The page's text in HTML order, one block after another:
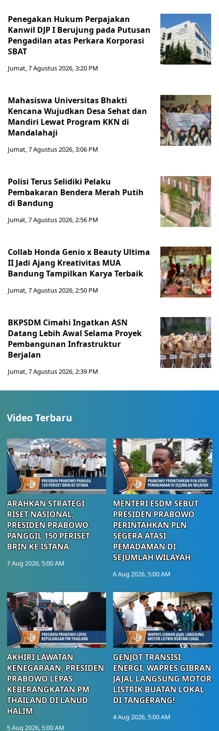
Penegakan Hukum Perpajakan
Kanwil DJP I Berujung pada Putusan
Pengadilan atas Perkara Korporasi
SBAT
Jumat, 7 Agustus 2026, 3:20 PM
Mahasiswa Universitas Bhakti
Kencana Wujudkan Desa Sehat dan
Mandiri Lewat Program KKN di
Mandalahaji
Jumat, 7 Agustus 2026, 3:06 PM
Polisi Terus Selidiki Pelaku
Pembakaran Bendera Merah Putih
di Bandung
Jumat, 7 Agustus 2026, 2:56 PM
Collab Honda Genio x Beauty Ultima
II Jadi Ajang Kreativitas MUA
Bandung Tampilkan Karya Terbaik
Jumat, 7 Agustus 2026, 2:50 PM
BKPSDM Cimahi Ingatkan ASN
Datang Lebih Awal Selama Proyek
Pembangunan Infrastruktur
Berjalan
Jumat, 7 Agustus 2026, 2:39 PM
Video Terbaru
ARAHKAN STRATEGI
RISET NASIONAL,
PRESIDEN PRABOWO
PANGGIL 150 PERISET
BRIN KE ISTANA
7 Aug 2026, 5:00 AM
MENTERI ESDM SEBUT
PRESIDEN PRABOWO
PERINTAHKAN PLN
SEGERA ATASI
PEMADAMAN DI
SEJUMLAH WILAYAH
6 Aug 2026, 5:00 AM
AKHIRI LAWATAN
KENEGARAAN, PRESIDEN
PRABOWO LEPAS
KEBERANGKATAN PM
THAILAND DI LANUD
HALIM
5 Aug 2026, 5:00 AM
GENJOT TRANSISI
ENERGI, WAPRES GIBRAN
JAJAL LANGSUNG MOTOR
LISTRIK BUATAN LOKAL
DI TANGERANG!
4 Aug 2026, 5:00 AM